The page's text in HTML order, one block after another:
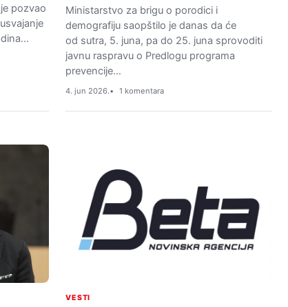
pozvao
Ministarstvo za brigu o porodici i
demografiju saopštilo je danas da će
od sutra, 5. juna, pa do 25. juna sprovoditi
javnu raspravu o Predlogu programa
prevencije…
4. jun 2026. 1 komentara
VESTI